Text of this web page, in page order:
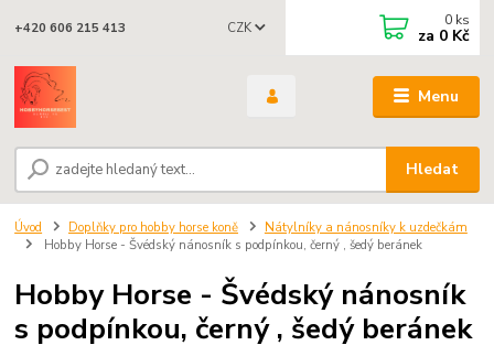
Menu
CZK
Hledat
+420 606 215 413 0 ks
za 0 Kč
Úvod Doplňky pro hobby horse koně
Nátylníky a nánosníky k uzdečkám
Hobby Horse - Švédský nánosník s podpínkou, černý , šedý beránek
Hobby Horse - Švédský nánosník
s podpínkou, černý , šedý beránek